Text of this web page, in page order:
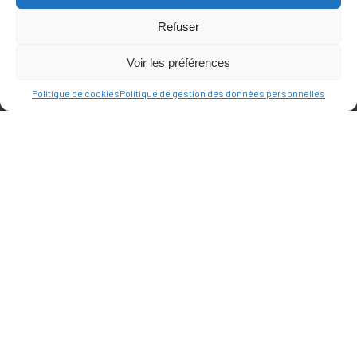
Refuser
Voir les préférences
Politique de cookiesPolitique de gestion des données personnelles
Ce site est protégé par reCAPTCHA et lapolitique de vie privée
service Google s'appliquent.